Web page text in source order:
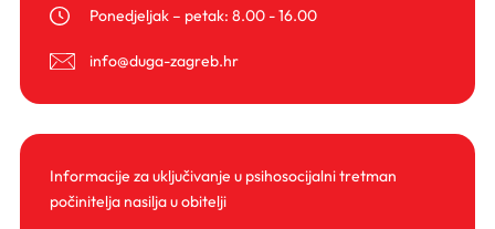
Ponedjeljak – petak: 8.00 - 16.00
info@duga-zagreb.hr
Informacije za uključivanje u psihosocijalni tretman
počinitelja nasilja u obitelji